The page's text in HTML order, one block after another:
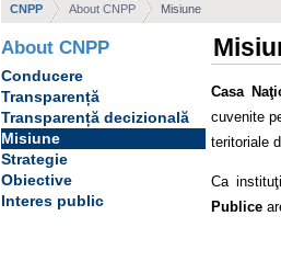
CNPP About CNPP Misiune
About CNPP
Conducere
Transparență
Transparență decizională
Misiune
Strategie
Obiective
Interes public
Casa
cuvenite
teritoriale
Ca
Publice